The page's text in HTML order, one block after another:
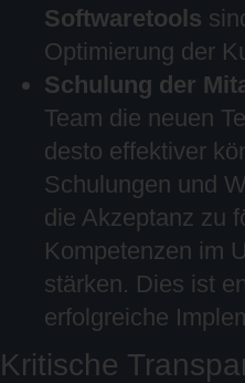
Softwaretools
Optimierung der
Schulung der
Team die neuen
desto effektiver
Schulungen und
die Akzeptanz zu
Kompetenzen im
stärken. Dies ist
erfolgreiche
Kritische